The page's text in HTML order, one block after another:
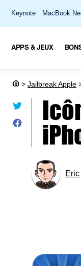
Keynote MacBook
APPS & JEUX
> Jailbreak Apple
Eric